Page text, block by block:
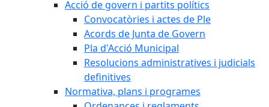
Acció de govern i partits polítics
Convocatòries i actes de Ple
Acords de Junta de Govern
Pla d'Acció Municipal
Resolucions administratives i judicials
definitives
Normativa, plans i programes